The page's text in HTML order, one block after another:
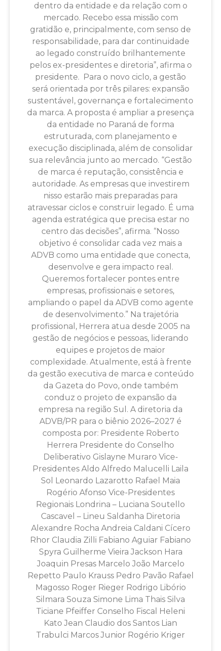
dentro da entidade e da relação com o
mercado. Recebo essa missão com
gratidão e, principalmente, com senso de
responsabilidade, para dar continuidade
ao legado construído brilhantemente
pelos ex-presidentes e diretoria”, afirma o
presidente. Para o novo ciclo, a gestão
será orientada por três pilares: expansão
sustentável, governança e fortalecimento
da marca. A proposta é ampliar a presença
da entidade no Paraná de forma
estruturada, com planejamento e
execução disciplinada, além de consolidar
sua relevância junto ao mercado. “Gestão
de marca é reputação, consistência e
autoridade. As empresas que investirem
nisso estarão mais preparadas para
atravessar ciclos e construir legado. É uma
agenda estratégica que precisa estar no
centro das decisões”, afirma. “Nosso
objetivo é consolidar cada vez mais a
ADVB como uma entidade que conecta,
desenvolve e gera impacto real.
Queremos fortalecer pontes entre
empresas, profissionais e setores,
ampliando o papel da ADVB como agente
de desenvolvimento.” Na trajetória
profissional, Herrera atua desde 2005 na
gestão de negócios e pessoas, liderando
equipes e projetos de maior
complexidade. Atualmente, está à frente
da gestão executiva de marca e conteúdo
da Gazeta do Povo, onde também
conduz o projeto de expansão da
empresa na região Sul. A diretoria da
ADVB/PR para o biênio 2026–2027 é
composta por: Presidente Roberto
Herrera Presidente do Conselho
Deliberativo Gislayne Muraro Vice-
Presidentes Aldo Alfredo Malucelli Laila
Sol Leonardo Lazarotto Rafael Maia
Rogério Afonso Vice-Presidentes
Regionais Londrina – Luciana Soutello
Cascavel – Lineu Saldanha Diretoria
Alexandre Rocha Andreia Caldani Cícero
Rhor Claudia Zilli Fabiano Aguiar Fabiano
Spyra Guilherme Vieira Jackson Hara
Joaquin Presas Marcelo João Marcelo
Repetto Paulo Krauss Pedro Pavão Rafael
Magosso Roger Rieger Rodrigo Libório
Silmara Souza Simone Lima Thais Silva
Ticiane Pfeiffer Conselho Fiscal Heleni
Kato Jean Claudio dos Santos Lian
Trabulci Marcos Junior Rogério Kriger